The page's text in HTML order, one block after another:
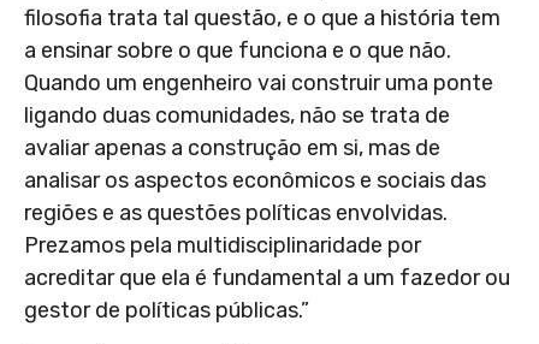
filosofia trata tal questão, e o que a história tem
a ensinar sobre o que funciona e o que não.
Quando um engenheiro vai construir uma ponte
ligando duas comunidades, não se trata de
avaliar apenas a construção em si, mas de
analisar os aspectos econômicos e sociais das
regiões e as questões políticas envolvidas.
Prezamos pela multidisciplinaridade por
acreditar que ela é fundamental a um fazedor ou
gestor de políticas públicas.”